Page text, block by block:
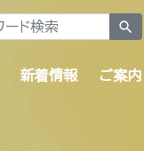
search
新着情報 ご案内